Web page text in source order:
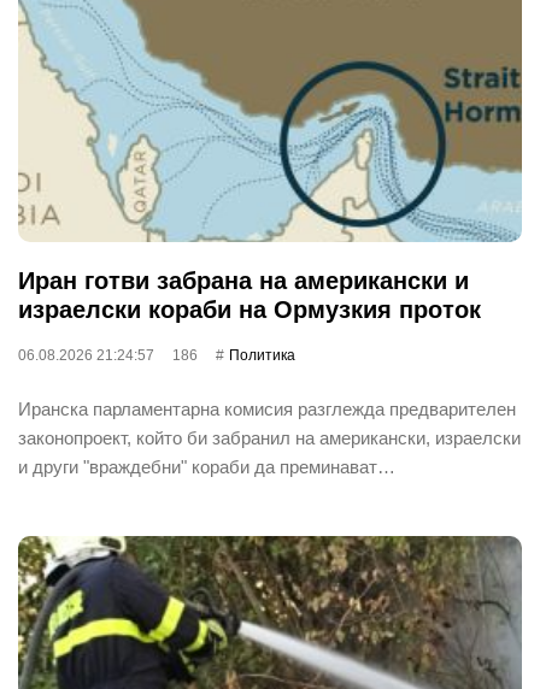
Иран готви забрана на американски и
израелски кораби на Ормузкия проток
06.08.2026 21:24:57 186 Политика
Иранска парламентарна комисия разглежда предварителен
законопроект, който би забранил на американски, израелски
и други "враждебни" кораби да преминават…